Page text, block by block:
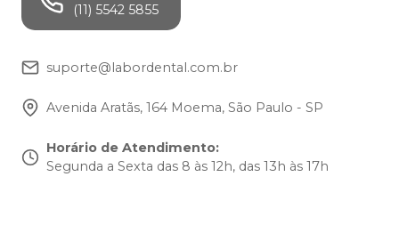
(11) 5542 5855
suporte@labordental.com.br
Avenida Aratãs, 164 Moema, São Paulo - SP
Horário de Atendimento:
Segunda a Sexta das 8 às 12h, das 13h às 17h